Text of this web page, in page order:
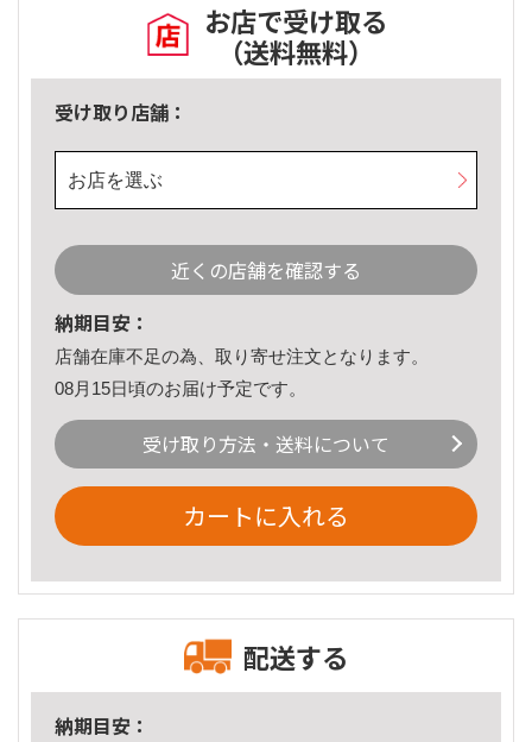
お店で受け取る
（送料無料）
受け取り店舗：
お店を選ぶ
近くの店舗を確認する
納期目安：
店舗在庫不足の為、取り寄せ注文となります。
08月15日頃のお届け予定です。
受け取り方法・送料について
カートに入れる
配送する
納期目安：